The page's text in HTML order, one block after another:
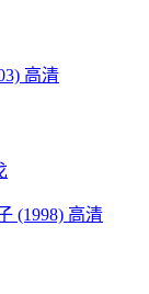
高清
高清